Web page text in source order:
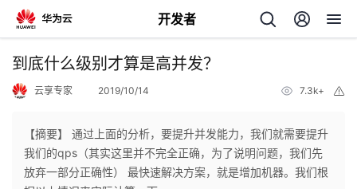
开发者
返
到底什么级别才算是高并发？
云享专家 2019/10/14 7.3k+
【摘要】 通过上面的分析，要提升并发能力，我们就需要提升
我们的qps（其实这里并不完全正确，为了说明问题，我们先
放弃一部分正确性） 最快速解决方案，就是增加机器。我们根